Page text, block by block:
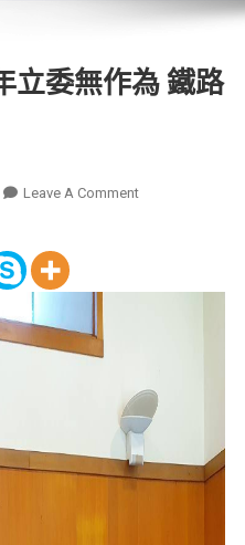
立委無作為 鐵路
Leave A Comment